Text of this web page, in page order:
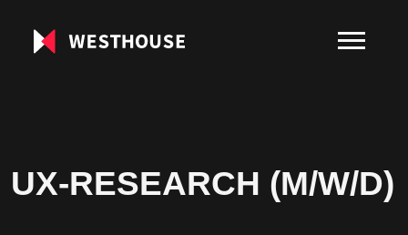
UX-RESEARCH (M/W/D)